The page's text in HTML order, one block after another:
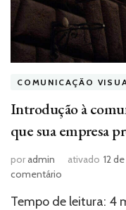
COMUNICAÇÃO
Introdução à
que sua empresa
poradmin ativado 12
comentário
à
Tempo de leitura: 4